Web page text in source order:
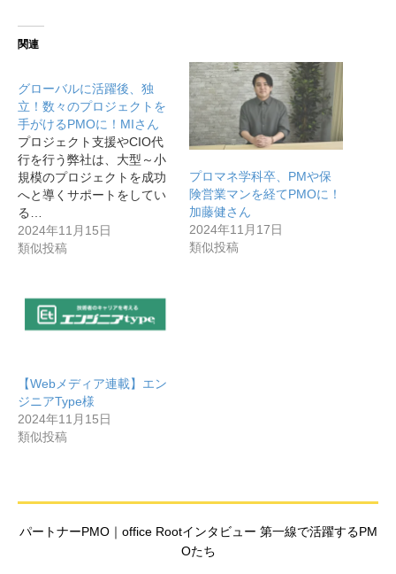
関連
グローバルに活躍後、独
立！数々のプロジェクトを
手がけるPMOに！MIさん
プロジェクト支援やCIO代
行を行う弊社は、大型～小
規模のプロジェクトを成功
へと導くサポートをしてい
る…
2024年11月15日
類似投稿
プロマネ学科卒、PMや保
険営業マンを経てPMOに！
加藤健さん
2024年11月17日
類似投稿
【Webメディア連載】エン
ジニアType様
2024年11月15日
類似投稿
パートナーPMO｜office Rootインタビュー 第一線で活躍するPM
Oたち